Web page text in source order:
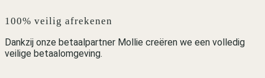
100% veilig afrekenen
Dankzij onze betaalpartner Mollie creëren we een volledig
veilige betaalomgeving.